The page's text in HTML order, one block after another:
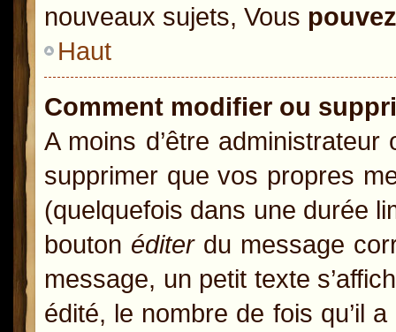
nouveaux sujets, Vous pouvez
Haut
Comment modifier ou
A moins d’être
supprimer que vos propres
(quelquefois dans une durée
bouton éditerdu message
message, un petit texte
édité, le nombre de fois qu’il